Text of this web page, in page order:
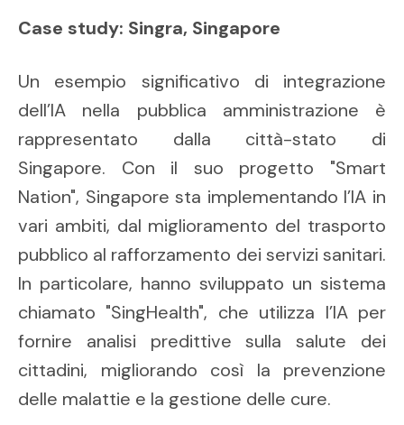
Case study: Singra, Singapore
Un esempio significativo di integrazione
dell’IA nella pubblica amministrazione è
rappresentato dalla città-stato di
Singapore. Con il suo progetto "Smart
Nation", Singapore sta implementando l’IA in
vari ambiti, dal miglioramento del trasporto
pubblico al rafforzamento dei servizi sanitari.
In particolare, hanno sviluppato un sistema
chiamato "SingHealth", che utilizza l’IA per
fornire analisi predittive sulla salute dei
cittadini, migliorando così la prevenzione
delle malattie e la gestione delle cure.